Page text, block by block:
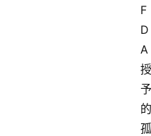
F
D
A
授
予
的
孤